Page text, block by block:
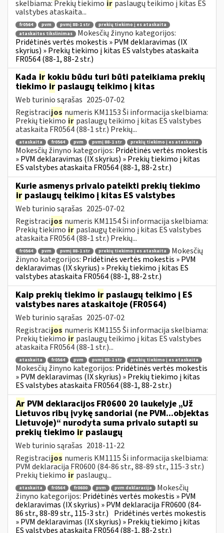
skelbiama: Prekių tiekimo ir paslaugų teikimo į kitas ES
valstybes ataskaita...
fr0564 pvm pvmį 88-1 str
prekių tiekimo į es ataskaita
ataskaitos tikslinimas
Mokesčių žinyno kategorijos:
Pridėtinės vertės mokestis » PVM deklaravimas (IX
skyrius) » Prekių tiekimo į kitas ES valstybes ataskaita
FR0564 (88-1, 88-2 str.)
Kada ir kokiu būdu turi būti pateikiama prekių
tiekimo ir paslaugų teikimo į kitas
Web turinio sąrašas 2025-07-02
Registracijos numeris KM1153 Ši informacija skelbiama:
Prekių tiekimo ir paslaugų teikimo į kitas ES valstybes
ataskaita FR0564 (88-1 str.) Prekių...
ataskaita fr0564 pvm pvmį 88-1 str prekių tiekimo į es ataskaita
Mokesčių žinyno kategorijos: Pridėtinės vertės mokestis
» PVM deklaravimas (IX skyrius) » Prekių tiekimo į kitas
ES valstybes ataskaita FR0564 (88-1, 88-2 str.)
Kurie asmenys privalo pateikti prekių tiekimo
ir paslaugų teikimo į kitas ES valstybes
Web turinio sąrašas 2025-07-02
Registracijos numeris KM1154 Ši informacija skelbiama:
Prekių tiekimo ir paslaugų teikimo į kitas ES valstybes
ataskaita FR0564 (88-1 str.) Prekių...
fr0564 pvm pvmį 88-1 str prekių tiekimo į es ataskaita
Mokesčių
žinyno kategorijos: Pridėtinės vertės mokestis » PVM
deklaravimas (IX skyrius) » Prekių tiekimo į kitas ES
valstybes ataskaita FR0564 (88-1, 88-2 str.)
Kaip prekių tiekimo ir paslaugų teikimo į ES
valstybes nares ataskaitoje (FR0564)
Web turinio sąrašas 2025-07-02
Registracijos numeris KM1155 Ši informacija skelbiama:
Prekių tiekimo ir paslaugų teikimo į kitas ES valstybes
ataskaita FR0564 (88-1 str.)...
ataskaita fr0564 pvm pvmį 88-1 str prekių tiekimo į es ataskaita
Mokesčių žinyno kategorijos: Pridėtinės vertės mokestis
» PVM deklaravimas (IX skyrius) » Prekių tiekimo į kitas
ES valstybes ataskaita FR0564 (88-1, 88-2 str.)
Ar PVM deklaracijos FR0600 20 laukelyje „Už
Lietuvos ribų įvykę sandoriai (ne PVM...objektas
Lietuvoje)“ nurodyta suma privalo sutapti su
prekių tiekimo ir paslaugų
Web turinio sąrašas 2018-11-22
Registracijos numeris KM1115 Ši informacija skelbiama:
PVM deklaracija FR0600 (84-86 str., 88-89 str., 115-3 str.)
Prekių tiekimo ir paslaugų...
ataskaita fr0564 fr0600 pvm pvm deklaracija
Mokesčių
žinyno kategorijos: Pridėtinės vertės mokestis » PVM
deklaravimas (IX skyrius) » PVM deklaracija FR0600 (84-
86 str., 88-89 str., 115-3 str.) Pridėtinės vertės mokestis
» PVM deklaravimas (IX skyrius) » Prekių tiekimo į kitas
ES valstybes ataskaita FR0564 (88-1, 88-2 str.)